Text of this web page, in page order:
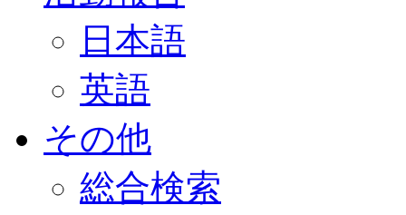
日本語
英語
その他
総合検索